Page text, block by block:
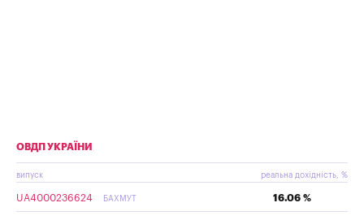
ОВДП УКРАЇНИ
випуск реальна дохідність, %
UA4000236624 БАХМУТ 16.06 %